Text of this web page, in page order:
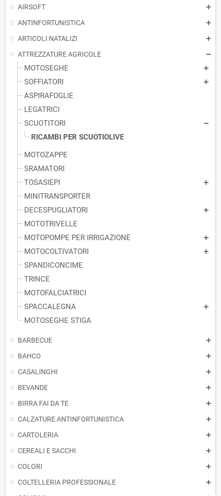
AIRSOFT
ANTINFORTUNISTICA
ARTICOLI NATALIZI
ATTREZZATURE AGRICOLE
MOTOSEGHE
SOFFIATORI
ASPIRAFOGLIE
LEGATRICI
SCUOTITORI
RICAMBI PER SCUOTIOLIVE
MOTOZAPPE
SRAMATORI
TOSASIEPI
MINITRANSPORTER
DECESPUGLIATORI
MOTOTRIVELLE
MOTOPOMPE PER IRRIGAZIONE
MOTOCOLTIVATORI
SPANDICONCIME
TRINCE
MOTOFALCIATRICI
SPACCALEGNA
MOTOSEGHE STIGA
BARBECUE
BAHCO
CASALINGHI
BEVANDE
BIRRA FAI DA TE
CALZATURE ANTINFORTUNISTICA
CARTOLERIA
CEREALI E SACCHI
COLORI
COLTELLERIA PROFESSIONALE